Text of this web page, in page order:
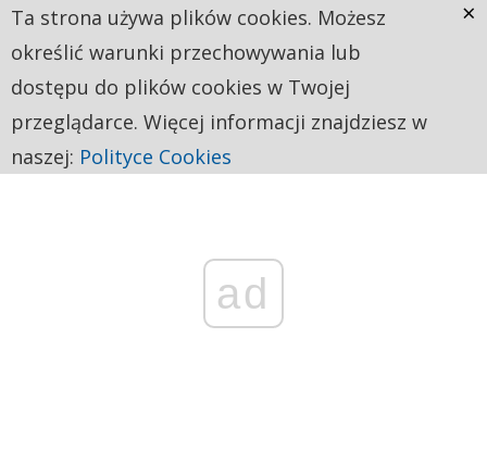
ad
Ta strona używa plików cookies. Możesz
określić warunki przechowywania lub
dostępu do plików cookies w Twojej
przeglądarce. Więcej informacji znajdziesz w
naszej: Polityce Cookies
×